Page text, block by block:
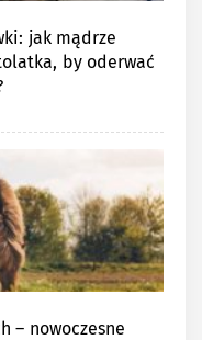
jak mądrze
by oderwać
– nowoczesne